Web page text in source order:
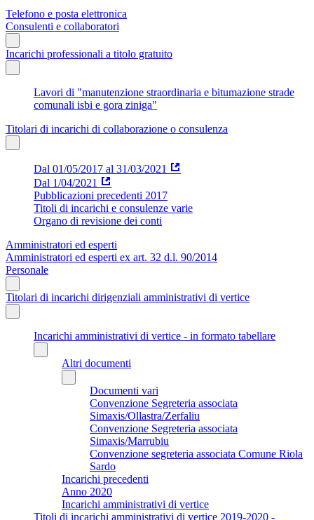
Telefono e posta elettronica
Consulenti e collaboratori
Incarichi professionali a titolo gratuito
Lavori di "manutenzione straordinaria e bitumazione strade
comunali isbi e gora ziniga"
Titolari di incarichi di collaborazione o consulenza
Dal 01/05/2017 al 31/03/2021
Dal 1/04/2021
Pubblicazioni precedenti 2017
Titoli di incarichi e consulenze varie
Organo di revisione dei conti
Amministratori ed esperti
Amministratori ed esperti ex art. 32 d.l. 90/2014
Personale
Titolari di incarichi dirigenziali amministrativi di vertice
Incarichi amministrativi di vertice - in formato tabellare
Altri documenti
Documenti vari
Convenzione Segreteria associata
Simaxis/Ollastra/Zerfaliu
Convenzione Segreteria associata
Simaxis/Marrubiu
Convenzione segreteria associata Comune Riola
Sardo
Incarichi precedenti
Anno 2020
Incarichi amministrativi di vertice
Titoli di incarichi amministrativi di vertice 2019-2020 -